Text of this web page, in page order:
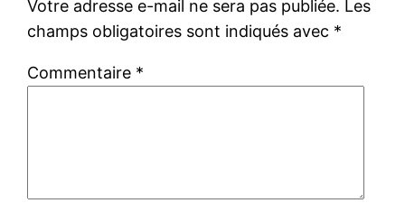
Votre adresse e-mail ne sera pas publiée. Les
champs obligatoires sont indiqués avec *
Commentaire *